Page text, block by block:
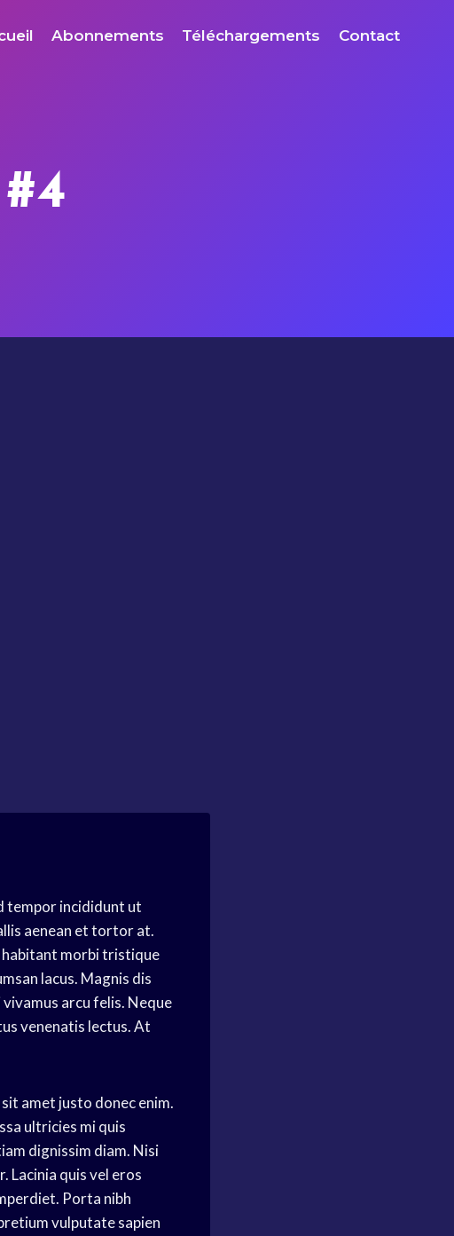
Abonnements Téléchargements Contact
tempor incididunt ut
aenean et tortor at.
habitant morbi tristique
lacus. Magnis dis
arcu felis. Neque
venenatis lectus. At
amet justo donec enim.
ultricies mi quis
dignissim diam. Nisi
Lacinia quis vel eros
Porta nibh
vulputate sapien